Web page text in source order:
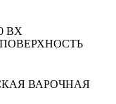
BX
ВАРОЧНАЯ